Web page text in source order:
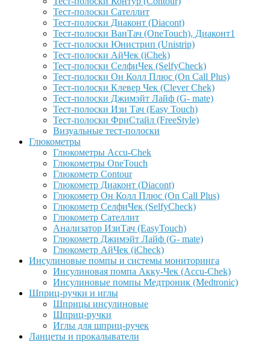
Тест-полоски Сателлит
Тест-полоски Диаконт (Diacont)
Тест-полоски ВанТач (OneTouch), Диаконт1
Тест-полоски Юнистрип (Unistrip)
Тест-полоски АйЧек (iChek)
Тест-полоски СелфиЧек (SelfyCheck)
Тест-полоски Он Колл Плюс (On Call Plus)
Тест-полоски Клевер Чек (Clever Chek)
Тест-полоски Джимэйт Лайф (G- mate)
Тест-полоски Изи Тач (Easy Touch)
Тест-полоски ФриCтайл (FreeStyle)
Визуальные тест-полоски
Глюкометры
Глюкометры Accu-Сhek
Глюкометры OneTouch
Глюкометр Contour
Глюкометр Диаконт (Diacont)
Глюкометр Он Колл Плюс (On Call Plus)
Глюкометр СелфиЧек (SelfyCheck)
Глюкометр Сателлит
Анализатор ИзиТач (EasyTouch)
Глюкометр Джимэйт Лайф (G- mate)
Глюкометр АйЧек (iCheck)
Инсулиновые помпы и системы мониторинга
Инсулиновая помпа Акку-Чек (Accu-Chek)
Инсулиновые помпы Медтроник (Medtronic)
Шприц-ручки и иглы
Шприцы инсулиновые
Шприц-ручки
Иглы для шприц-ручек
Ланцеты и прокалыватели